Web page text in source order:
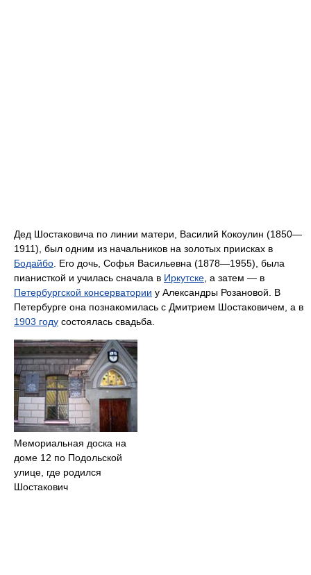
Дед Шостаковича по линии матери, Василий Кокоулин (1850—
1911), был одним из начальников на золотых приисках в
Бодайбо . Его дочь, Софья Васильевна (1878—1955), была
пианисткой и училась сначала в Иркутске , а затем — в
Петербургской консерватории у Александры Розановой. В
Петербурге она познакомилась с Дмитрием Шостаковичем, а в
1903 году состоялась свадьба.
Мемориальная доска на
доме 12 по Подольской
улице, где родился
Шостакович